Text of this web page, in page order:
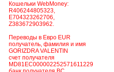
Кошельки WebMoney:
R406244805323,
E704323262706,
Z383672903962.
Переводы в Евро EUR
получатель, фамилия и имя
GORIZDRA VALENTIN
счет получателя
MD81EC000002252571611229